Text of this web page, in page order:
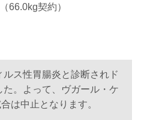
66.0kg契約）
ス性胃腸炎と診断されド
。よって、ヴガール・ケ
は中止となります。